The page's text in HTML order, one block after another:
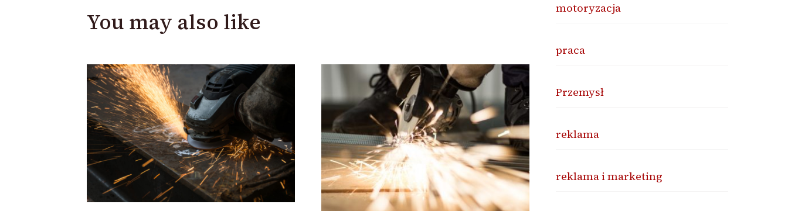
You may also like
motoryzacja
praca
Przemysł
reklama
reklama i marketing